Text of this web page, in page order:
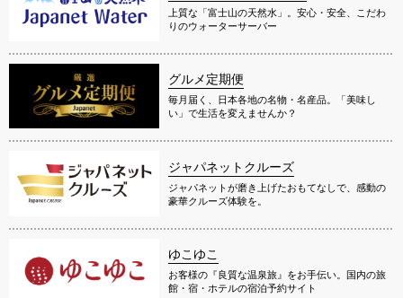
上質な「富士山の天然水」。安心・安全、こだわ
りのウォーターサーバー
グルメ定期便
毎月届く、日本各地の名物・名産品。「美味し
い」で生活を変えませんか？
ジャパネットクルーズ
ジャパネットが磨き上げたおもてなしで、感動の
豪華クルーズ体験を。
ゆこゆこ
お客様の『良質な温泉旅』をお手伝い。国内の旅
館・宿・ホテルの宿泊予約サイト